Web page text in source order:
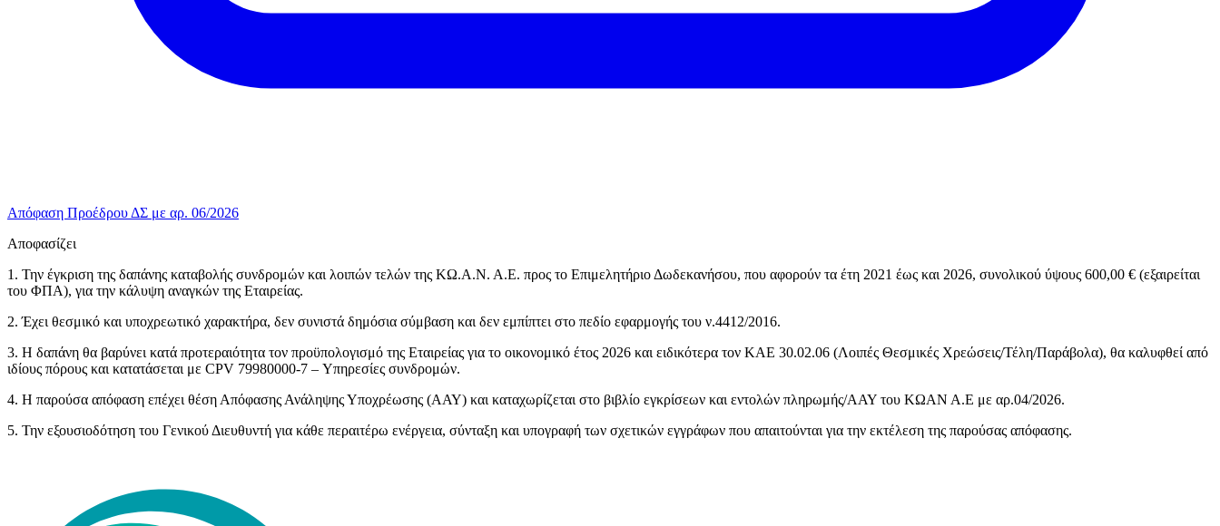
Απόφαση Προέδρου ΔΣ με αρ. 06/2026
Αποφασίζει
1. Την έγκριση της δαπάνης καταβολής συνδρομών και λοιπών τελών της ΚΩ.Α.Ν. Α.Ε. προς το Επιμελητήριο Δωδεκανήσου, που αφορούν τα έτη 2021 έως και 2026, συνολικού ύψους 600,00 € (εξαιρείται
του ΦΠΑ), για την κάλυψη αναγκών της Εταιρείας.
2. Έχει θεσμικό και υποχρεωτικό χαρακτήρα, δεν συνιστά δημόσια σύμβαση και δεν εμπίπτει στο πεδίο εφαρμογής του ν.4412/2016.
3. Η δαπάνη θα βαρύνει κατά προτεραιότητα τον προϋπολογισμό της Εταιρείας για το οικονομικό έτος 2026 και ειδικότερα τον ΚΑΕ 30.02.06 (Λοιπές Θεσμικές Χρεώσεις/Τέλη/Παράβολα), θα καλυφθεί από
ιδίους πόρους και κατατάσεται με CPV 79980000-7 – Υπηρεσίες συνδρομών.
4. Η παρούσα απόφαση επέχει θέση Απόφασης Ανάληψης Υποχρέωσης (ΑΑΥ) και καταχωρίζεται στο βιβλίο εγκρίσεων και εντολών πληρωμής/ΑΑΥ του ΚΩΑΝ Α.Ε με αρ.04/2026.
5. Την εξουσιοδότηση του Γενικού Διευθυντή για κάθε περαιτέρω ενέργεια, σύνταξη και υπογραφή των σχετικών εγγράφων που απαιτούνται για την εκτέλεση της παρούσας απόφασης.